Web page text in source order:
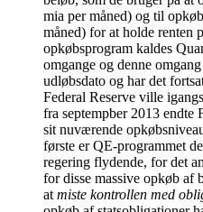
mia per måned) og til
måned) for at holde renten
opkøbsprogram kaldes
omgange og denne
udløbsdato og har det
Federal Reserve ville
fra septempber 2013 endte
sit nuværende
første er QE-programmet
regering flydende, for det
for disse massive opkøb af
at miste kontrollen med